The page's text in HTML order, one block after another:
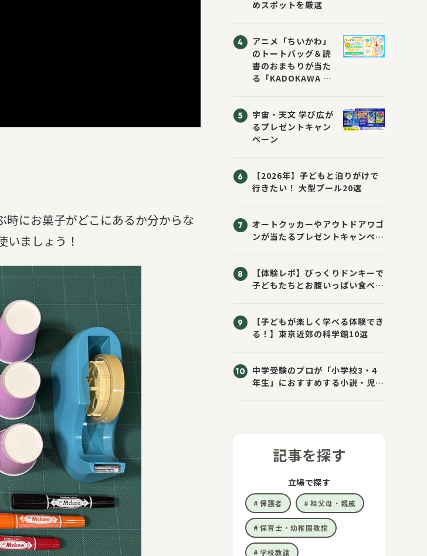
時にお菓子がどこにあるか分からな
いましょう！
～」が開催！
めスポットを厳選
アニメ「ちいかわ」
のトートバッグ＆読
書のおまもりが当た
る「KADOKAWA ち
催！ スマホ壁紙は
応募者全員にプレゼ
ント！
宇宙・天文 学び広が
るプレゼントキャン
ペーン
【2026年】子どもと泊りがけで
行きたい！ 大型プール20選
オートクッカーやアウトドアワゴ
ンが当たるプレゼントキャンペー
【体験レポ】びっくりドンキーで
子どもたちとお腹いっぱい食べて
【子どもが楽しく学べる体験でき
る！】東京近郊の科学館10選
中学受験のプロが「小学校3・4
年生」におすすめする小説・児童
記事を探す
立場で探す
保護者 祖父母・親戚
保育士・幼稚園教諭
学校教諭